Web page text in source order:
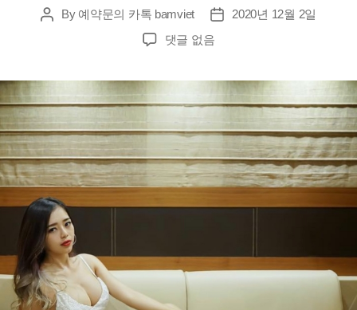
PostBy 예약문의 카톡 bamviet
Post2020년 12월 2일
다
전
용
사
지
천
고
댓글 없음